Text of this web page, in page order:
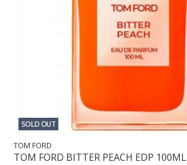
SOLD OUT
TOM FORD
TOM FORD BITTER PEACH EDP 100ML